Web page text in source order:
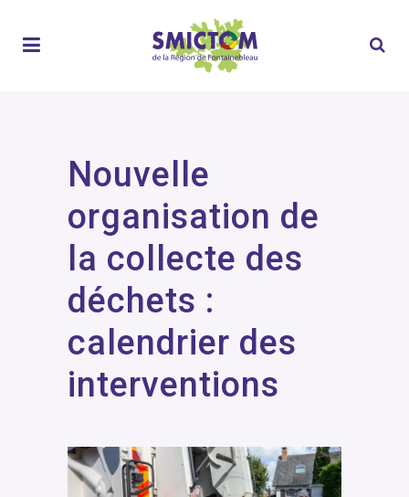
Nouvelle
organisation de
la collecte des
déchets :
calendrier des
interventions